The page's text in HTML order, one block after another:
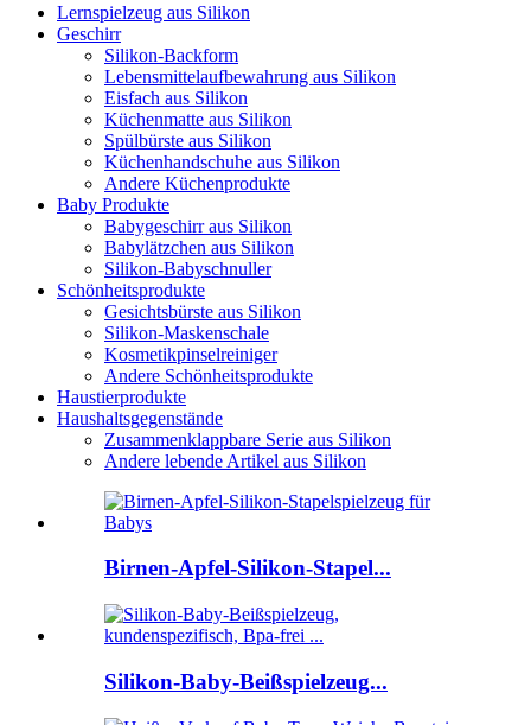
Lernspielzeug aus Silikon
Geschirr
Silikon-Backform
Lebensmittelaufbewahrung aus Silikon
Eisfach aus Silikon
Küchenmatte aus Silikon
Spülbürste aus Silikon
Küchenhandschuhe aus Silikon
Andere Küchenprodukte
Baby Produkte
Babygeschirr aus Silikon
Babylätzchen aus Silikon
Silikon-Babyschnuller
Schönheitsprodukte
Gesichtsbürste aus Silikon
Silikon-Maskenschale
Kosmetikpinselreiniger
Andere Schönheitsprodukte
Haustierprodukte
Haushaltsgegenstände
Zusammenklappbare Serie aus Silikon
Andere lebende Artikel aus Silikon
Birnen-Apfel-Silikon-Stapel...
Silikon-Baby-Beißspielzeug...